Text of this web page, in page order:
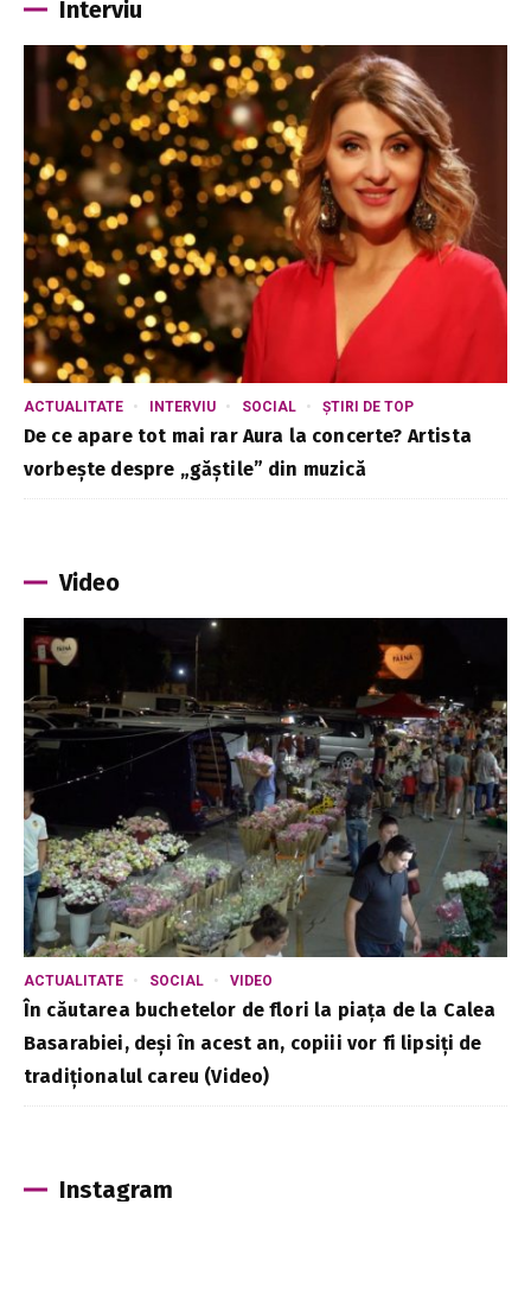
Interviu
ACTUALITATE INTERVIU SOCIAL ȘTIRI DE TOP
De ce apare tot mai rar Aura la concerte? Artista
vorbește despre „găștile” din muzică
Video
ACTUALITATE SOCIAL VIDEO
În căutarea buchetelor de flori la piața de la Calea
Basarabiei, deși în acest an, copiii vor fi lipsiți de
tradiționalul careu (Video)
Instagram